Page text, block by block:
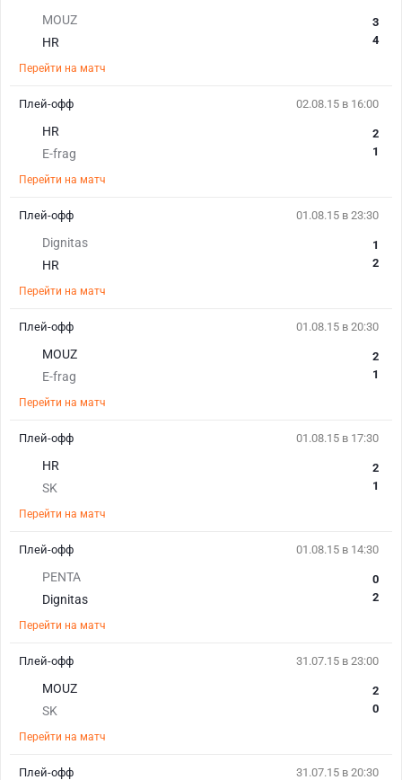
MOUZ
HR
3
4
Перейти на матч
02.08.15 в 16:00
HR
E-frag
2
1
Перейти на матч
Плей-офф
01.08.15 в 23:30
Dignitas
HR
1
2
Перейти на матч
Плей-офф
01.08.15 в 20:30
MOUZ
E-frag
2
1
Перейти на матч
Плей-офф
01.08.15 в 17:30
HR
SK
2
1
Перейти на матч
Плей-офф
01.08.15 в 14:30
PENTA
Dignitas
0
2
Перейти на матч
Плей-офф
31.07.15 в 23:00
MOUZ
SK
2
0
Перейти на матч
Плей-офф
31.07.15 в 20:30
Плей-офф